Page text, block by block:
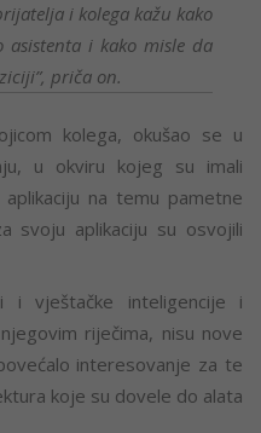
i kolega kažu kako
asistenta i kako misle da
priča on.
kolega, okušao se u
u okviru kojeg su imali
na temu pametne
svoju aplikaciju su osvojili
i vještačke inteligencije i
riječima, nisu nove
interesovanje za te
koje su dovele do alata